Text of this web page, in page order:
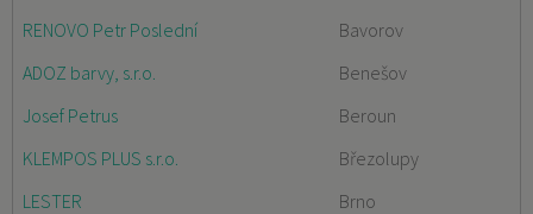
RENOVO Petr Poslední
Bavorov
ADOZ barvy, s.r.o.
Benešov
Josef Petrus
Beroun
KLEMPOS PLUS s.r.o.
Březolupy
LESTER
Brno